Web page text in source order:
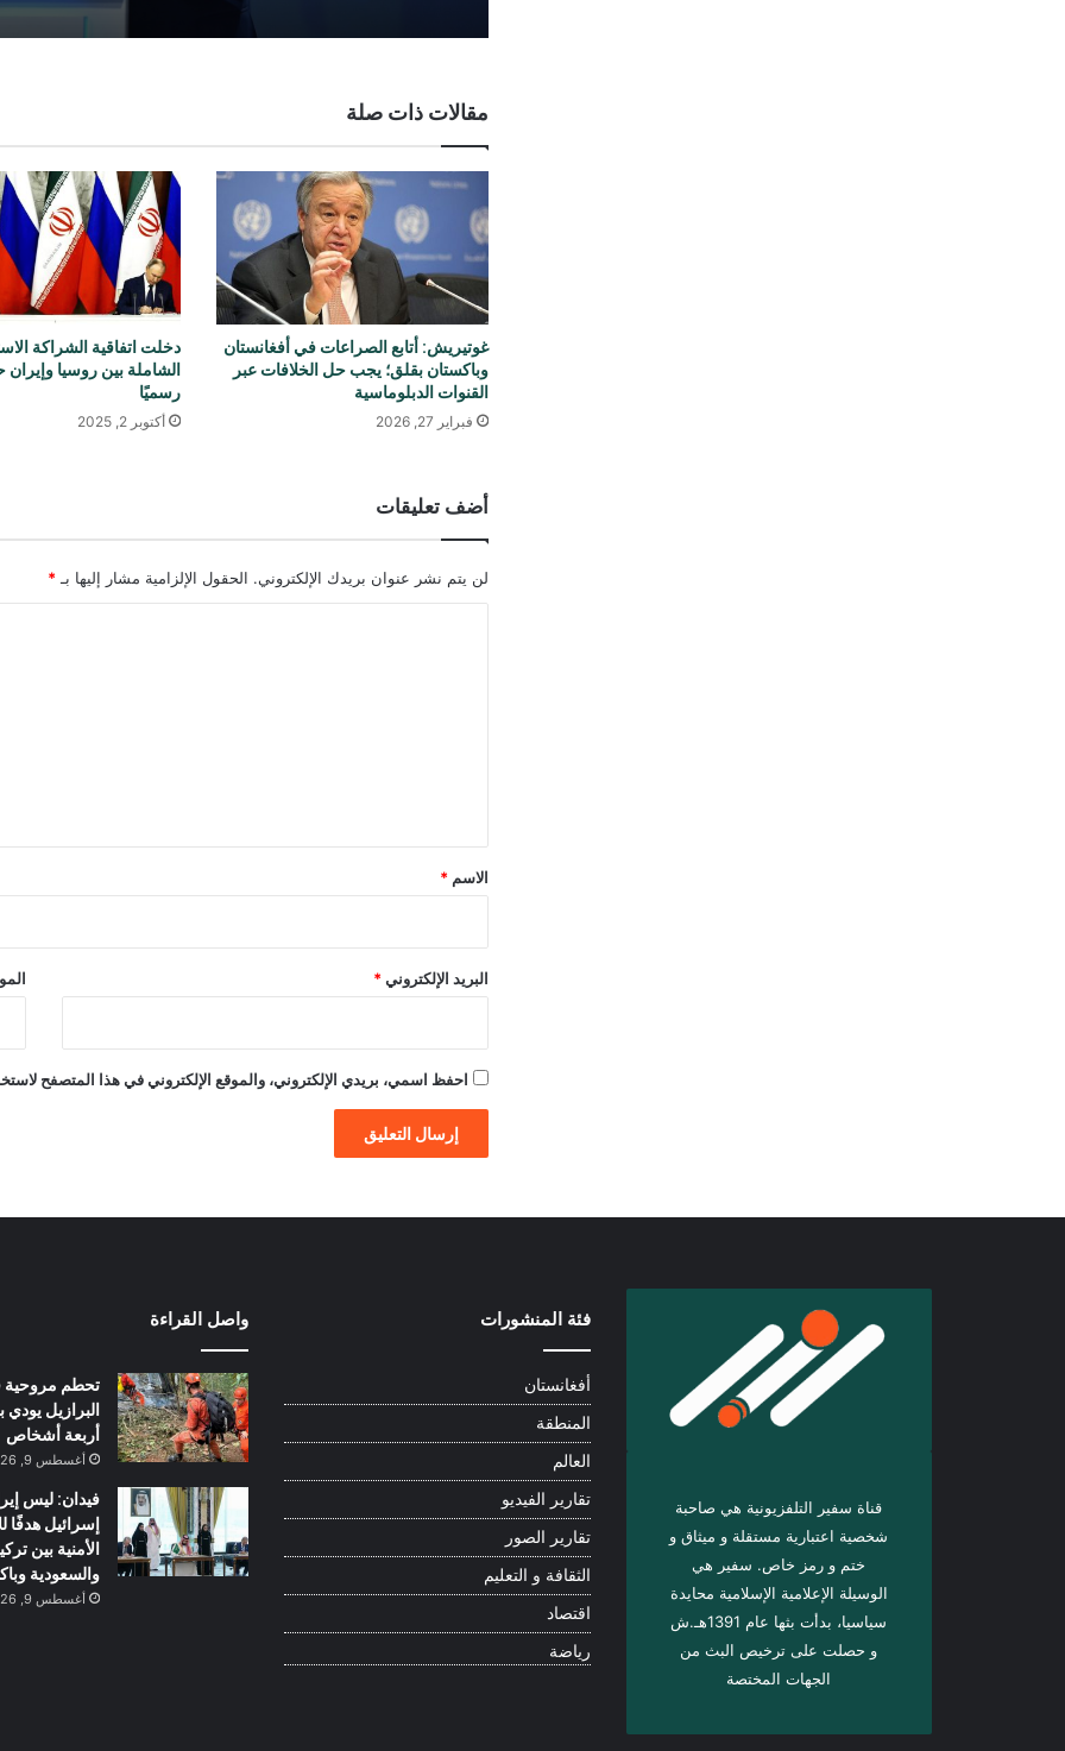
مقالات ذات صلة
غوتيريش: أتابع الصراعات في أفغانستان
وباكستان بقلق؛ يجب حل الخلافات عبر
القنوات الدبلوماسية
فبراير 27, 2026
دخلت اتفاقية الشراكة
الشاملة بين روسيا وإيران
رسميًا
أكتوبر 2, 2025
أضف تعليقات
لن يتم نشر عنوان بريدك الإلكتروني. الحقول الإلزامية مشار إليها بـ *
*
الاسم *
البريد الإلكتروني *
احفظ اسمي، بريدي الإلكتروني، والموقع الإلكتروني في هذا المتصفح
قناة سفير التلفزيونية هي صاحبة
شخصية اعتبارية مستقلة و ميثاق و
ختم و رمز خاص. سفیر هي
الوسيلة الإعلامية الإسلامية محايدة
سياسيا، بدأت بثها عام 1391هـ.ش
و حصلت على ترخيص البث من
الجهات المختصة
فئة المنشورات
أفغانستان
المنطقة
العالم
تقارير الفيديو
تقارير الصور
الثقافة و التعليم
اقتصاد
رياضة
واصل القراءة
تحطم
البرازيل يودي
أربعة أشخاص
أغسطس 9, 2026
فيدان: ليس
إسرائيل هدفًا
الأمنية بين
والسعودية
أغسطس 9, 2026